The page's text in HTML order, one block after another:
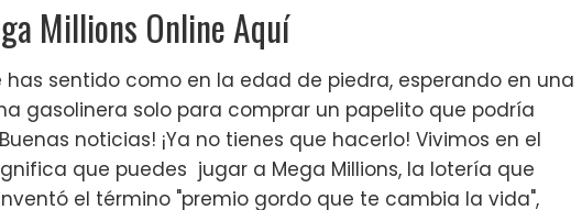
Millions Online Aquí
has sentido como en la edad de piedra, esperando en una
gasolinera solo para comprar un papelito que podría
noticias! ¡Ya no tienes que hacerlo! Vivimos en el
que puedes jugar a Mega Millions, la lotería que
el término "premio gordo que te cambia la vida",